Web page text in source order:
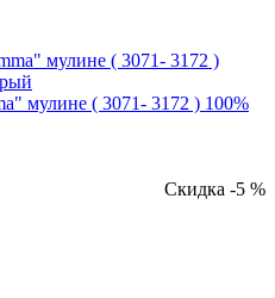
мулине ( 3071- 3172 ) 100%
Скидка -5 %